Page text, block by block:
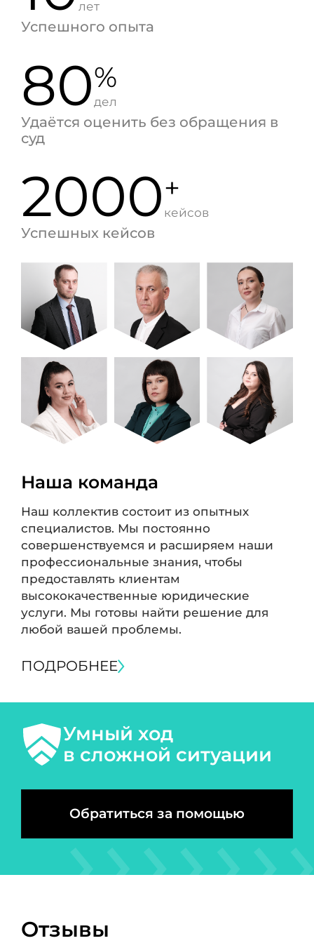
лет
Успешного опыта
80%
дел
Удаётся оценить без обращения в
суд
2000+
кейсов
Успешных кейсов
Наша команда
Наш коллектив состоит из опытных
специалистов. Мы постоянно
совершенствуемся и расширяем наши
профессиональные знания, чтобы
предоставлять клиентам
высококачественные юридические
услуги. Мы готовы найти решение для
любой вашей проблемы.
ПОДРОБНЕЕ
Умный ход
в сложной ситуации
Обратиться за помощью
Отзывы